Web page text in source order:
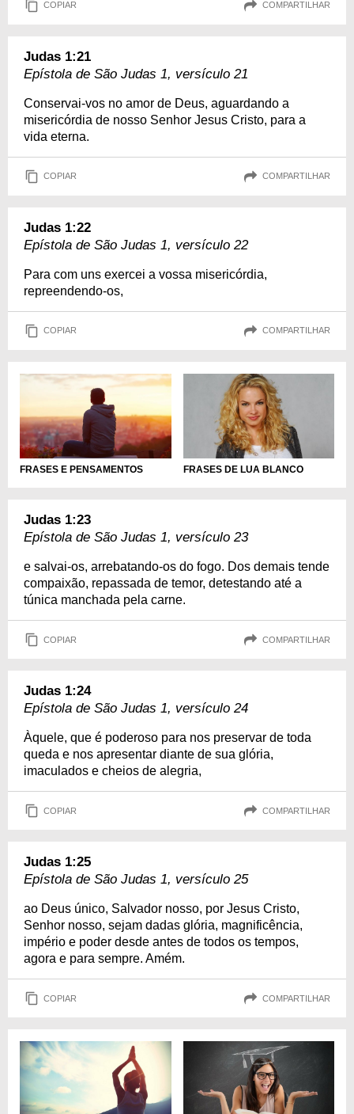
COPIAR COMPARTILHAR
Judas 1:21
Epístola de São Judas 1, versículo 21
Conservai-vos no amor de Deus, aguardando a
misericórdia de nosso Senhor Jesus Cristo, para a
vida eterna.
COPIAR COMPARTILHAR
Judas 1:22
Epístola de São Judas 1, versículo 22
Para com uns exercei a vossa misericórdia,
repreendendo-os,
COPIAR COMPARTILHAR
FRASES E PENSAMENTOS FRASES DE LUA BLANCO
Judas 1:23
Epístola de São Judas 1, versículo 23
e salvai-os, arrebatando-os do fogo. Dos demais tende
compaixão, repassada de temor, detestando até a
túnica manchada pela carne.
COPIAR COMPARTILHAR
Judas 1:24
Epístola de São Judas 1, versículo 24
Àquele, que é poderoso para nos preservar de toda
queda e nos apresentar diante de sua glória,
imaculados e cheios de alegria,
COPIAR COMPARTILHAR
Judas 1:25
Epístola de São Judas 1, versículo 25
ao Deus único, Salvador nosso, por Jesus Cristo,
Senhor nosso, sejam dadas glória, magnificência,
império e poder desde antes de todos os tempos,
agora e para sempre. Amém.
COPIAR COMPARTILHAR